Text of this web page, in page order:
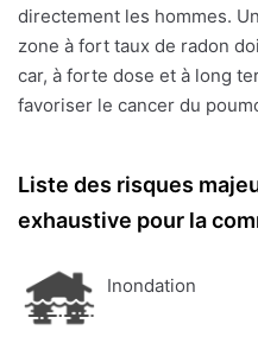
directement les hommes.
zone à fort taux de radon
car, à forte dose et à long
favoriser le cancer du
Liste des risques
exhaustive pour la
Inondation